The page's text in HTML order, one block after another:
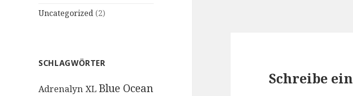
Uncategorized (2)
SCHLAGWÖRTER
Adrenalyn XL Blue Ocean
Schreibe